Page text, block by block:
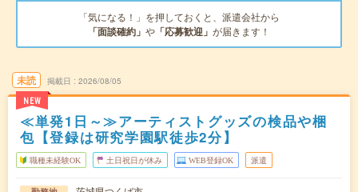
「気になる！」を押しておくと、派遣会社から
「面談確約」 や 「応募歓迎」 が届きます！
未読
NEW
掲載日 2026/08/05
≪単発1日～≫アーティストグッズの検品や梱
包【登録は研究学園駅徒歩2分】
職種未経験OK 土日祝日が休み WEB登録OK 派遣